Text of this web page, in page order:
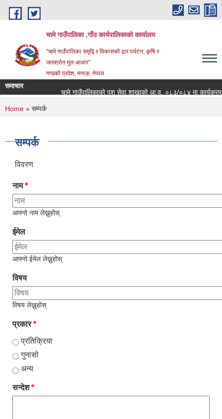
Skip to main content
चामे गाउँपालिका ,गाँउ कार्यपालिकाको कार्यालय
"चामे गाउँपालिका समृद्वि र विकासको द्वार पर्यटन, कृषि र
जलश्रोत मुल आधार"
गण्डकी प्रदेश, मनाङ, नेपाल
समाचार
चामे गाउँपालिकाको पशु सेवा शाखाको आ.व. ०८३/०८४ मा कार्यक्रम
You are here
Home » सम्पर्क
सम्पर्क
विवरण
नाम*
आफ्नो नाम लेख्नुहोस्
ईमेल
आफ्नो ईमेल लेख्नुहोस्
विषय
विषय लेख्नुहोस्
प्रकार*
प्रतिक्रिया
गुनासो
अन्य
सन्देश*